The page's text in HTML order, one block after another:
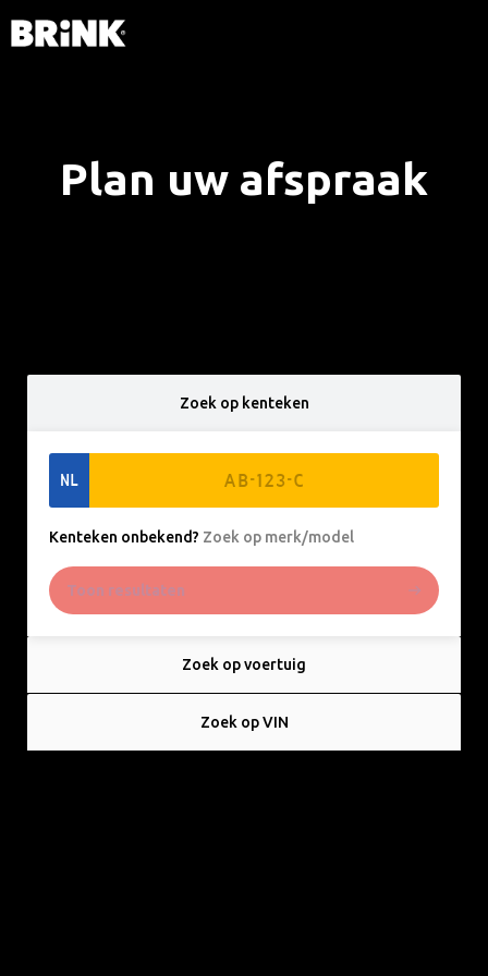
Plan uw afspraak
Zoek op kenteken
NL
Kenteken onbekend? Zoek op merk/model
Toon resultaten
Zoek op voertuig
Zoek op VIN